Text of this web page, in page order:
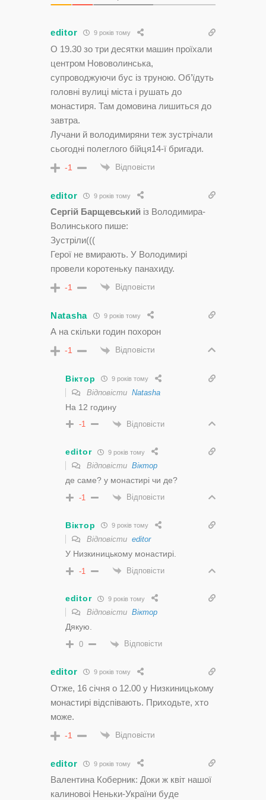
editor 9 років тому
О 19.30 зо три десятки машин проїхали
центром Нововолинська,
супроводжуючи бус із труною. Об’їдуть
головні вулиці міста і рушать до
монастиря. Там домовина лишиться до
завтра.
Лучани й володимиряни теж зустрічали
сьогодні полеглого бійця14-ї бригади.
-1 Відповісти
editor 9 років тому
Сергій Барщевський із Володимира-
Волинського пише:
Зустріли(((
Герої не вмирають. У Володимирі
провели коротеньку панахиду.
-1 Відповісти
Natasha 9 років тому
А на скільки годин похорон
-1 Відповісти
Віктор 9 років тому
Відповісти Natasha
На 12 годину
-1 Відповісти
editor 9 років тому
Відповісти Віктор
де саме? у монастирі чи де?
-1 Відповісти
Віктор 9 років тому
Відповісти editor
У Низкиницькому монастирі.
-1 Відповісти
editor 9 років тому
Відповісти Віктор
Дякую.
0 Відповісти
editor 9 років тому
Отже, 16 січня о 12.00 у Низкиницькому
монастирі відспівають. Приходьте, хто
може.
-1 Відповісти
editor 9 років тому
Валентина Коберник: Доки ж квiт нашої
калиновоi Неньки-України буде